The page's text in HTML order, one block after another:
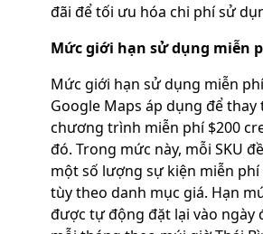
đãi để tối ưu hóa chi phí sử
Mức giới hạn sử dụng miễn
Mức giới hạn sử dụng miễn
Google Maps áp dụng để thay
chương trình miễn phí $200
đó. Trong mức này, mỗi SKU
một số lượng sự kiện miễn
tùy theo danh mục giá. Hạn
được tự động đặt lại vào ngày